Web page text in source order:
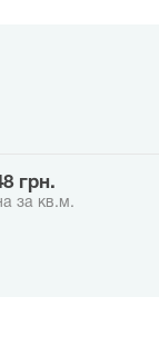
48 грн.
за кв.м.